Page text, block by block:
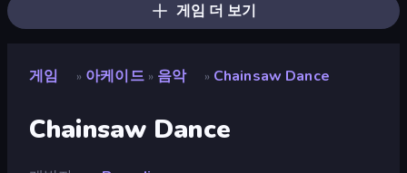
게임 더 보기
게임 » 아케이드 » 음악 » Chainsaw Dance
Chainsaw Dance